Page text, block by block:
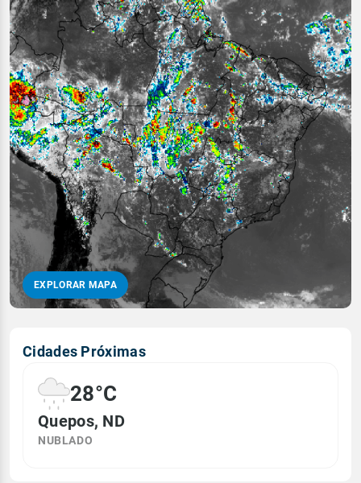
EXPLORAR MAPA
Cidades Próximas
28°C
Quepos, ND
NUBLADO